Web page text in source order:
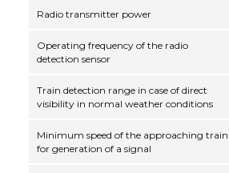
Radio transmitter power
Operating frequency of the radio
detection sensor
Train detection range in case of direct
visibility in normal weather conditions
Minimum speed of the approaching train
for generation of a signal